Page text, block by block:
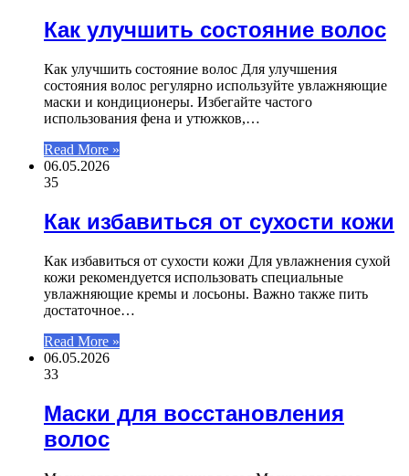
Как улучшить состояние волос
Как улучшить состояние волос Для улучшения
состояния волос регулярно используйте увлажняющие
маски и кондиционеры. Избегайте частого
использования фена и утюжков,…
Read More »
06.05.2026
35
Как избавиться от сухости кожи
Как избавиться от сухости кожи Для увлажнения сухой
кожи рекомендуется использовать специальные
увлажняющие кремы и лосьоны. Важно также пить
достаточное…
Read More »
06.05.2026
33
Маски для восстановления
волос